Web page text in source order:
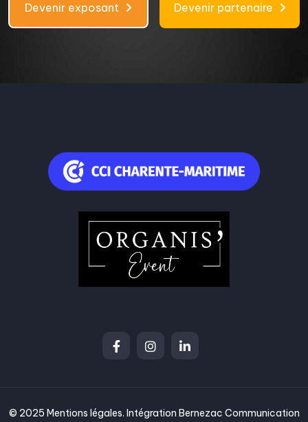
Devenir exposant Devenir partenaire
© 2025 Mentions légales. Intégration Bernezac Communication